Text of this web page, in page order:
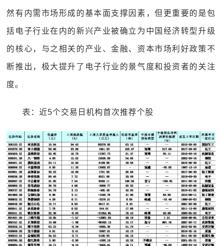
然有内需市场形成的基本面支撑因素，但更重要的是包
括电子行业在内的新兴产业被确立为中国经济转型升级
的核心，与之相关的产业、金融、资本市场利好政策不
断推出，极大提升了电子行业的景气度和投资者的关注
度。
表：近5个交易日机构首次推荐个股